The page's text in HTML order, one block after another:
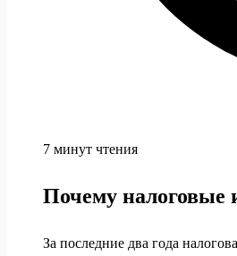
7 минут чтения
Почему налоговые
За последние два года